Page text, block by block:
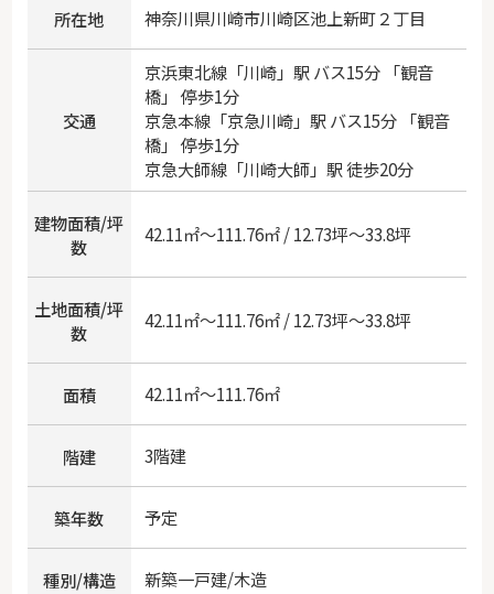
所在地 神奈川県川崎市川崎区池上新町２丁目
交通
京浜東北線「川崎」駅 バス15分 「観音
橋」 停歩1分
京急本線「京急川崎」駅 バス15分 「観音
橋」 停歩1分
京急大師線「川崎大師」駅 徒歩20分
建物面積/坪
数
42.11㎡～111.76㎡ / 12.73坪～33.8坪
土地面積/坪
数
42.11㎡～111.76㎡ / 12.73坪～33.8坪
面積 42.11㎡～111.76㎡
階建 3階建
築年数 予定
種別/構造 新築一戸建/木造